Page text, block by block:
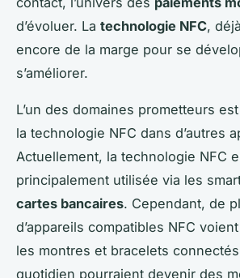
d’évoluer. La technologie NFC,
encore de la marge pour se
s’améliorer.
L’un des domaines prometteurs
la technologie NFC dans d’autres
Actuellement, la technologie NFC
principalement utilisée via les
cartes bancaires. Cependant, de
d’appareils compatibles NFC
les montres et bracelets
quotidien pourraient devenir des